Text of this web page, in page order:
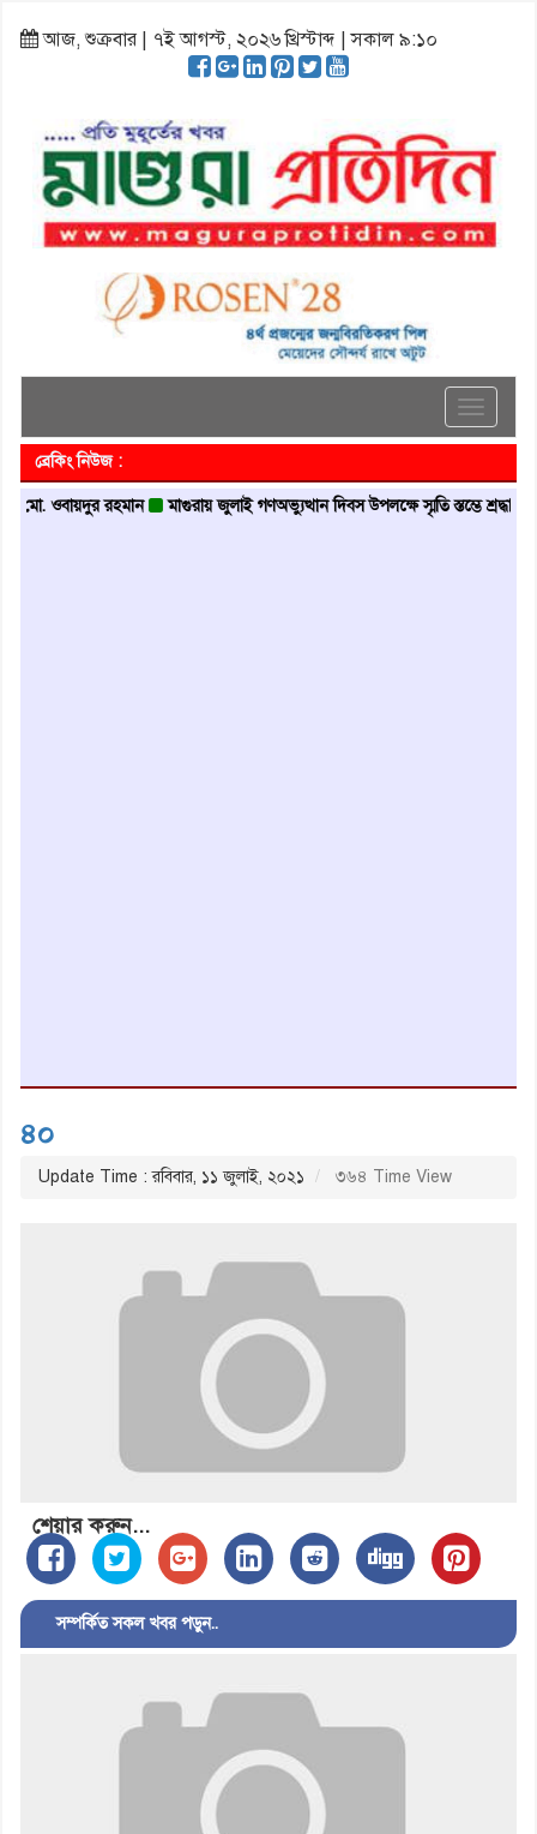
আজ, শুক্রবার | ৭ই আগস্ট, ২০২৬ খ্রিস্টাব্দ | সকাল ৯:১০
Toggle
ব্রেকিং নিউজ :
মো. ওবায়দুর রহমান মাগুরায় জুলাই গণঅভ্যুত্থান দিবস উপলক্ষে স্মৃতি স্তম্ভে শ্রদ্ধা
৪০
Update Time : রবিবার, ১১ জুলাই, ২০২১ ৩৬৪ Time View
শেয়ার করুন...
সম্পর্কিত সকল খবর পড়ুন..